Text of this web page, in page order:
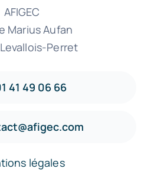
AFIGEC
Marius Aufan
Perret
41 49 06 66
légales